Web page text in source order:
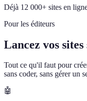
Déjà 12 000+ sites en
Pour les éditeurs
Lancez vos
Tout ce qu'il faut pour
sans coder, sans gérer un
🤖